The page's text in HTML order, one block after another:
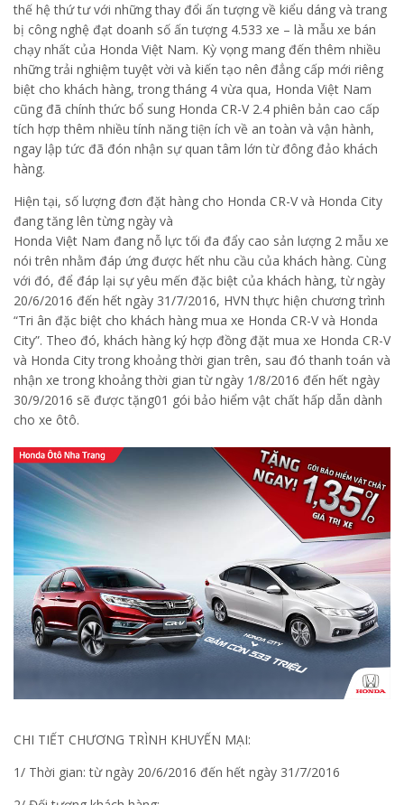
thế hệ thứ tư với những thay đổi ấn tượng về kiểu dáng và trang
bị công nghệ đạt doanh số ấn tượng 4.533 xe – là mẫu xe bán
chạy nhất của Honda Việt Nam. Kỳ vọng mang đến thêm nhiều
những trải nghiệm tuyệt vời và kiến tạo nên đẳng cấp mới riêng
biệt cho khách hàng, trong tháng 4 vừa qua, Honda Việt Nam
cũng đã chính thức bổ sung Honda CR-V 2.4 phiên bản cao cấp
tích hợp thêm nhiều tính năng tiện ích về an toàn và vận hành,
ngay lập tức đã đón nhận sự quan tâm lớn từ đông đảo khách
hàng.
Hiện tại, số lượng đơn đặt hàng cho Honda CR-V và Honda City
đang tăng lên từng ngày và
Honda Việt Nam đang nỗ lực tối đa đẩy cao sản lượng 2 mẫu xe
nói trên nhằm đáp ứng được hết nhu cầu của khách hàng. Cùng
với đó, để đáp lại sự yêu mến đặc biệt của khách hàng, từ ngày
20/6/2016 đến hết ngày 31/7/2016, HVN thực hiện chương trình
“Tri ân đặc biệt cho khách hàng mua xe Honda CR-V và Honda
City”. Theo đó, khách hàng ký hợp đồng đặt mua xe Honda CR-V
và Honda City trong khoảng thời gian trên, sau đó thanh toán và
nhận xe trong khoảng thời gian từ ngày 1/8/2016 đến hết ngày
30/9/2016 sẽ được tặng01 gói bảo hiểm vật chất hấp dẫn dành
cho xe ôtô.
CHI TIẾT CHƯƠNG TRÌNH KHUYẾN MẠI:
1/ Thời gian: từ ngày 20/6/2016 đến hết ngày 31/7/2016